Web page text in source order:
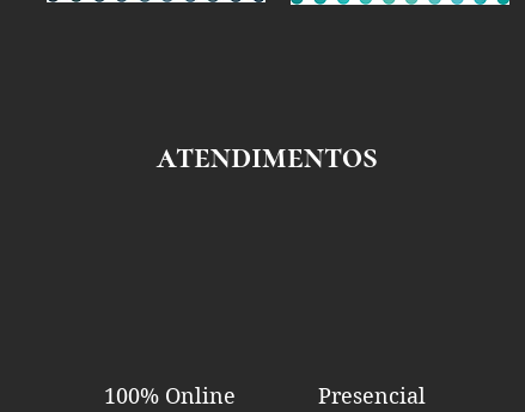
atendimentos
Presencial
100% Online